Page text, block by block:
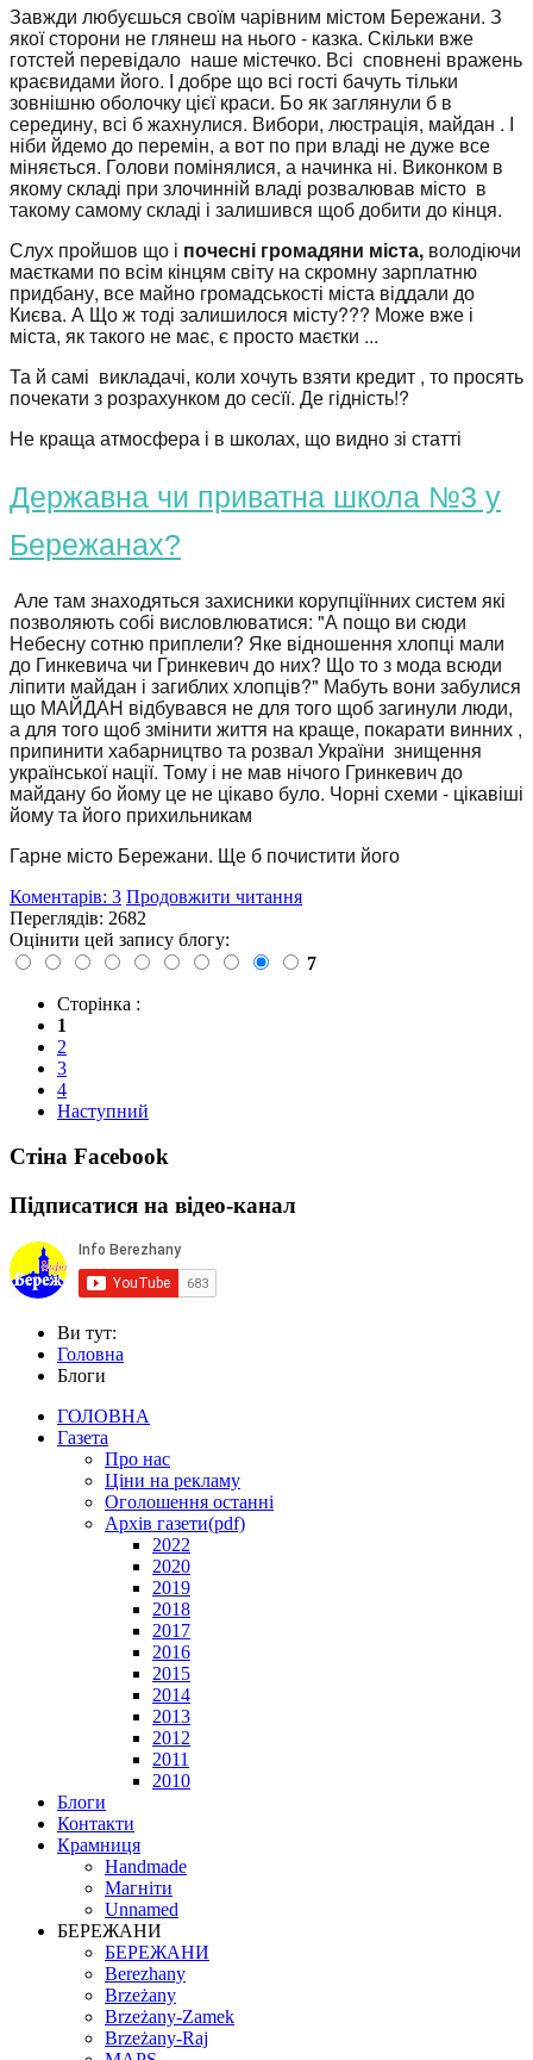
Завжди любуєшься своїм чарівним містом Бережани. З
якої сторони не глянеш на нього - казка. Скільки вже
готстей перевідало наше містечко. Всі сповнені вражень
краєвидами його. І добре що всі гості бачуть тільки
зовнішню оболочку цієї краси. Бо як заглянули б в
середину, всі б жахнулися. Вибори, люстрація, майдан . І
ніби йдемо до перемін, а вот по при владі не дуже все
міняється. Голови помінялися, а начинка ні. Виконком в
якому складі при злочинній владі розвалював місто в
такому самому складі і залишився щоб добити до кінця.
Слух пройшов що і почесні громадяни міста, володіючи
маєтками по всім кінцям світу на скромну зарплатню
придбану, все майно громадськості міста віддали до
Києва. А Що ж тоді залишилося місту??? Може вже і
міста, як такого не має, є просто маєтки ...
Та й самі викладачі, коли хочуть взяти кредит , то просять
почекати з розрахунком до сесїї. Де гідність!?
Не краща атмосфера і в школах, що видно зі статті
Державна чи приватна школа №3 у
Бережанах?
Але там знаходяться захисники корупціїнних систем які
позволяють собі висловлюватися: "А пощо ви сюди
Небесну сотню приплели? Яке відношення хлопці мали
до Гинкевича чи Гринкевич до них? Що то з мода всюди
ліпити майдан і загиблих хлопців?" Мабуть вони забулися
що МАЙДАН відбувався не для того щоб загинули люди,
а для того щоб змінити життя на краще, покарати винних ,
припинити хабарництво та розвал України знищення
української нації. Тому і не мав нічого Гринкевич до
майдану бо йому це не цікаво було. Чорні схеми - цікавіші
йому та його прихильникам
Гарне місто Бережани. Ще б почистити його
Коментарів: 3 Продовжити читання
Переглядів: 2682
Оцінити цей запису блогу:
7
Сторінка :
1
2
3
4
Наступний
Стіна Facebook
Підписатися на відео-канал
Ви тут:
Головна
Блоги
ГОЛОВНА
Газета
Про нас
Ціни на рекламу
Оголошення останні
Архів газети(pdf)
2022
2020
2019
2018
2017
2016
2015
2014
2013
2012
2011
2010
Блоги
Контакти
Крамниця
Handmade
Магніти
Unnamed
БЕРЕЖАНИ
БЕРЕЖАНИ
Berezhany
Brzeżany
Brzeżany-Zamek
Brzeżany-Raj